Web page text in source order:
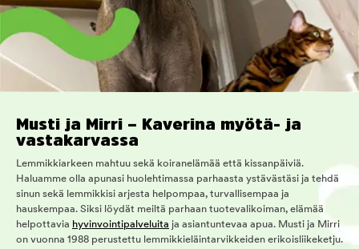
Musti ja Mirri – Kaverina myötä- ja
vastakarvassa
Lemmikkiarkeen mahtuu sekä koiranelämää että kissanpäiviä.
Haluamme olla apunasi huolehtimassa parhaasta ystävästäsi ja tehdä
sinun sekä lemmikkisi arjesta helpompaa, turvallisempaa ja
hauskempaa. Siksi löydät meiltä parhaan tuotevalikoiman, elämää
helpottavia hyvinvointipalveluita ja asiantuntevaa apua. Musti ja Mirri
on vuonna 1988 perustettu lemmikkieläintarvikkeiden erikoisliikeketju.